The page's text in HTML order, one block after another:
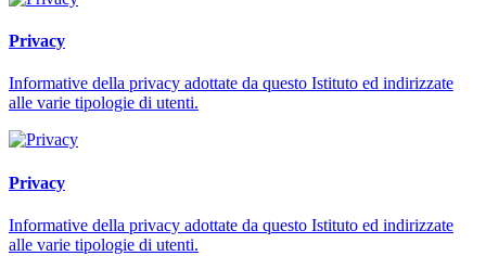
Privacy
Informative della privacy adottate da questo Istituto ed indirizzate
alle varie tipologie di utenti.
Privacy
Informative della privacy adottate da questo Istituto ed indirizzate
alle varie tipologie di utenti.